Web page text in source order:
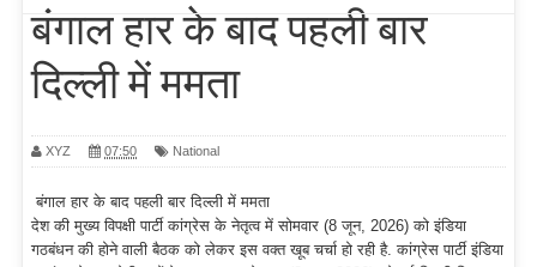
बंगाल हार के बाद पहली बार
दिल्ली में ममता
XYZ 07:50 National
बंगाल हार के बाद पहली बार दिल्ली में ममता
देश की मुख्य विपक्षी पार्टी कांग्रेस के नेतृत्व में सोमवार (8 जून, 2026) को इंडिया
गठबंधन की होने वाली बैठक को लेकर इस वक्त खूब चर्चा हो रही है. कांग्रेस पार्टी इंडिया